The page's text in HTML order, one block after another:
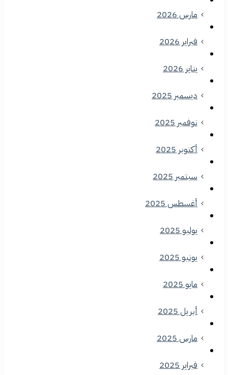
مارس 2026
فبراير 2026
يناير 2026
ديسمبر 2025
نوفمبر 2025
أكتوبر 2025
سبتمبر 2025
أغسطس 2025
يوليو 2025
يونيو 2025
مايو 2025
أبريل 2025
مارس 2025
فبراير 2025